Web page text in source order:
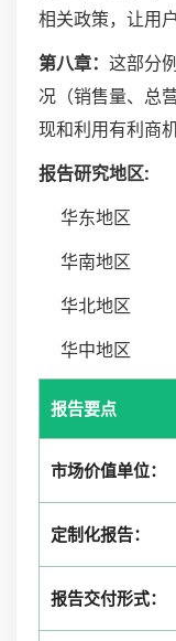
相关政策，让用
第八章： 这部分
况（销售量、总
现和利用有利商
报告研究地区:
华东地区
华南地区
华北地区
华中地区
报告要点
市场价值单位：
定制化报告：
报告交付形式：